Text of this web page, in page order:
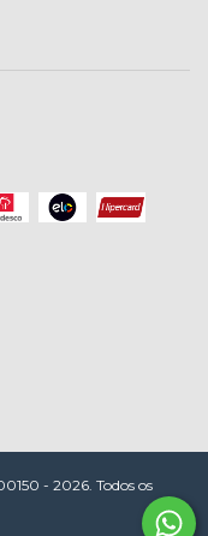
- 2026. Todos os